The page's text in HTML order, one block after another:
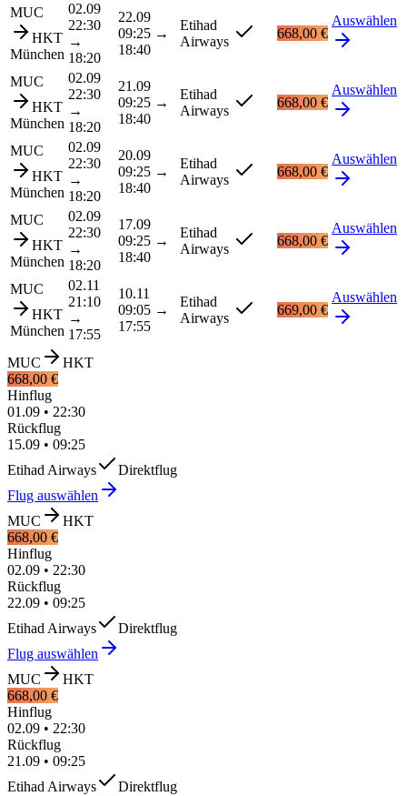
MUC
HKT
München
02.09
22:30
→
18:20
22.09
09:25 →
18:40
Etihad
Airways
668,00 €
Auswählen
MUC
HKT
München
02.09
22:30
→
18:20
21.09
09:25 →
18:40
Etihad
Airways
668,00 €
Auswählen
MUC
HKT
München
02.09
22:30
→
18:20
20.09
09:25 →
18:40
Etihad
Airways
668,00 €
Auswählen
MUC
HKT
München
02.09
22:30
→
18:20
17.09
09:25 →
18:40
Etihad
Airways
668,00 €
Auswählen
MUC
HKT
München
02.11
21:10
→
17:55
10.11
09:05 →
17:55
Etihad
Airways
669,00 €
Auswählen
MUC
HKT
668,00 €
Hinflug
01.09 • 22:30
Rückflug
15.09 • 09:25
Etihad Airways
Direktflug
Flug auswählen
MUC
HKT
668,00 €
Hinflug
02.09 • 22:30
Rückflug
22.09 • 09:25
Etihad Airways
Direktflug
Flug auswählen
MUC
HKT
668,00 €
Hinflug
02.09 • 22:30
Rückflug
21.09 • 09:25
Etihad Airways
Direktflug